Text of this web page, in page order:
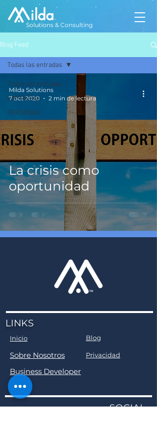
Solutions & Consulting
Blog Feed
Todas las entradas
EMPRESAS
PERSONAS
Todas las entradas
La crisis como
oportunidad
Milda Solutions
7 oct 2020
2 min de lectura
LINKS
Inicio Blog
Sobre Nosotros Privacidad
Business Developer
SOCIAL